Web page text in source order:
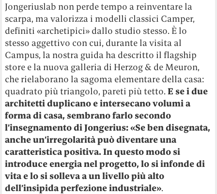
Jongeriuslab non perde tempo a reinventare la
scarpa, ma valorizza i modelli classici Camper,
definiti «archetipici» dallo studio stesso. È lo
stesso aggettivo con cui, durante la visita al
Campus, la nostra guida ha descritto il flagship
store e la nuova galleria di Herzog & de Meuron,
che rielaborano la sagoma elementare della casa:
quadrato più triangolo, pareti più tetto.E se i due
architetti duplicano e intersecano volumi a
forma di casa, sembrano farlo secondo
l’insegnamento di Jongerius: «Se ben disegnata,
anche un’irregolarità può diventare una
caratteristica positiva. In questo modo si
introduce energia nel progetto, lo si infonde di
vita e lo si solleva a un livello più alto
dell’insipida perfezione industriale».